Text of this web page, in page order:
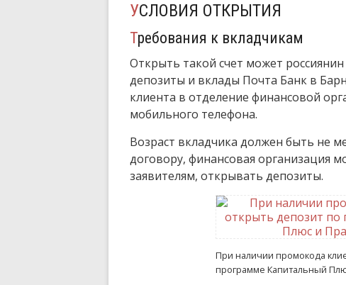
УСЛОВИЯ ОТКРЫТИЯ
Требования к вкладчикам
Открыть такой счет может
депозиты и вклады Почта Банк в
клиента в отделение финансовой
мобильного телефона.
Возраст вкладчика должен быть не
договору, финансовая организация
заявителям, открывать депозиты.
При наличии промокода
программе Капитальный